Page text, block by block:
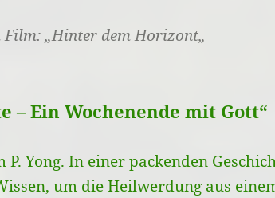
„Hinter dem Horizont„
– Ein Wochenende mit Gott“
Yong. In einer packenden
um die Heilwerdung aus